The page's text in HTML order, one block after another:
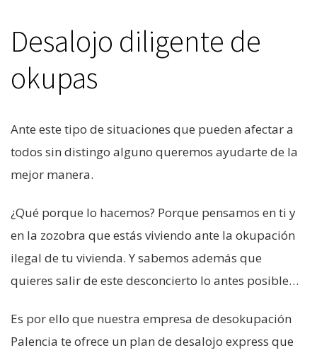
Desalojo diligente de
okupas
Ante este tipo de situaciones que pueden afectar a
todos sin distingo alguno queremos ayudarte de la
mejor manera.
¿Qué porque lo hacemos? Porque pensamos en ti y
en la zozobra que estás viviendo ante la okupación
ilegal de tu vivienda. Y sabemos además que
quieres salir de este desconcierto lo antes posible…
Es por ello que nuestra empresa de desokupación
Palencia te ofrece un plan de desalojo express que